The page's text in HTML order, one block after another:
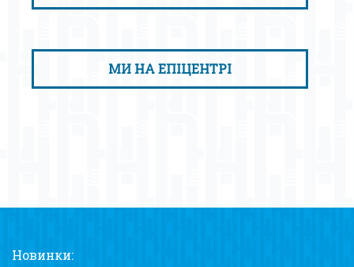
МИ НА ЕПІЦЕНТРІ
Новинки: